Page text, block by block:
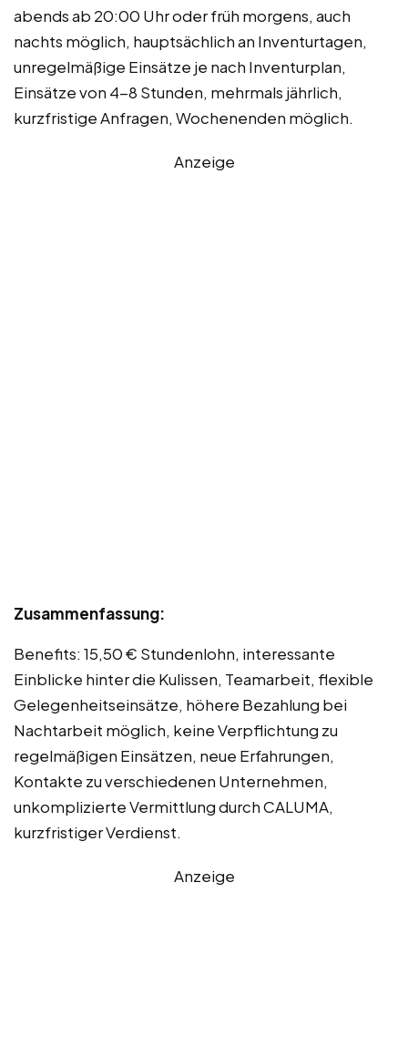
abends ab 20:00 Uhr oder früh morgens, auch
nachts möglich, hauptsächlich an Inventurtagen,
unregelmäßige Einsätze je nach Inventurplan,
Einsätze von 4-8 Stunden, mehrmals jährlich,
kurzfristige Anfragen, Wochenenden möglich.
Anzeige
Zusammenfassung:
Benefits: 15,50 € Stundenlohn, interessante
Einblicke hinter die Kulissen, Teamarbeit, flexible
Gelegenheitseinsätze, höhere Bezahlung bei
Nachtarbeit möglich, keine Verpflichtung zu
regelmäßigen Einsätzen, neue Erfahrungen,
Kontakte zu verschiedenen Unternehmen,
unkomplizierte Vermittlung durch CALUMA,
kurzfristiger Verdienst.
Anzeige